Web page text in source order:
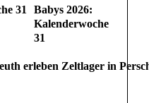
Babys 2026:
Kalenderwoche
31